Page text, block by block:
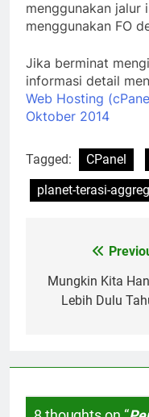
menggunakan jalur
menggunakan FO
Jika berminat
informasi detail
Web Hosting
Oktober 2014
Tagged: CPanel
planet-terasi-
navigation
Mungkin Kita
Lebih Dulu